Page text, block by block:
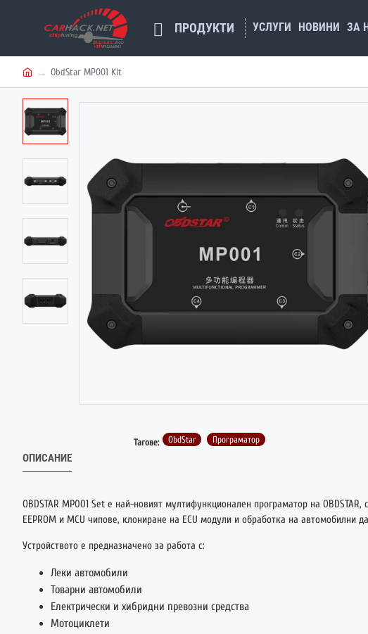
ПРОДУКТИ УСЛУГИ НОВИНИ ЗА
o
m
e
ObdStar MP001 Kit
Тагове: ObdStar Програматор
ОПИСАНИЕ
OBDSTAR MP001 Set е най-новият мултифункционален програматор на OBDSTAR,
EEPROM и MCU чипове, клониране на ECU модули и обработка на автомобилни
Устройството е предназначено за работа с:
Леки автомобили
Товарни автомобили
Електрически и хибридни превозни средства
Мотоциклети